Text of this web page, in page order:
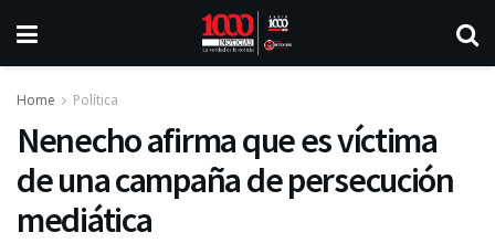
Home Política
Nenecho afirma que es víctima
de una campaña de persecución
mediática